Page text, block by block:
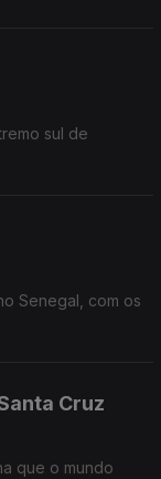
sul de
Senegal, com os
Cruz
que o mundo